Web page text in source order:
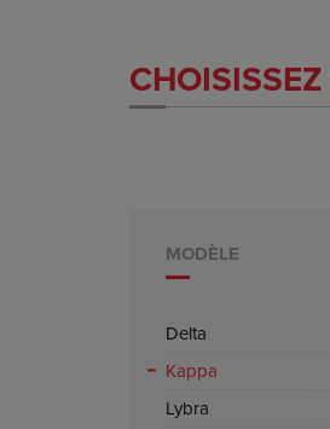
CHOISISSEZ
MODÈLE
Delta
Kappa
Lybra